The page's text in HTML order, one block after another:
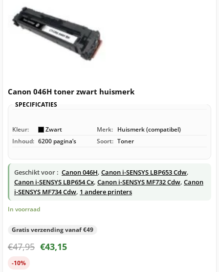
Canon 046H toner zwart huismerk
SPECIFICATIES
Kleur: Zwart Merk: Huismerk (compatibel)
Inhoud: 6200 pagina’s Soort: Toner
Geschikt voor : Canon 046H, Canon i-SENSYS LBP653 Cdw,
Canon i-SENSYS LBP654 Cx, Canon i-SENSYS MF732 Cdw, Canon
i-SENSYS MF734 Cdw, 1 andere printers
In voorraad
Gratis verzending vanaf €49
€47,95 €43,15
-10%